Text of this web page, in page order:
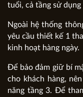
tuổi, cả tầng sử dụng
Ngoài hệ thống
yêu cầu thiết kế 1
kinh hoạt hàng ngày.
Để bảo đảm giữ bí
cho khách hàng,
năng tầng 3. Để